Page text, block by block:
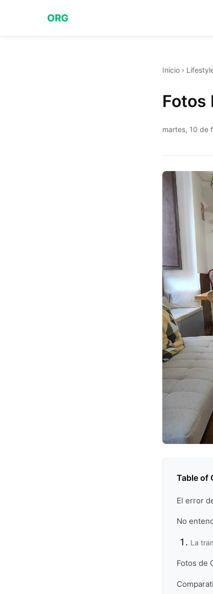
ORG
Inicio ›
Fotos
martes, 10 de
Table of
El error
No
La
Fotos de